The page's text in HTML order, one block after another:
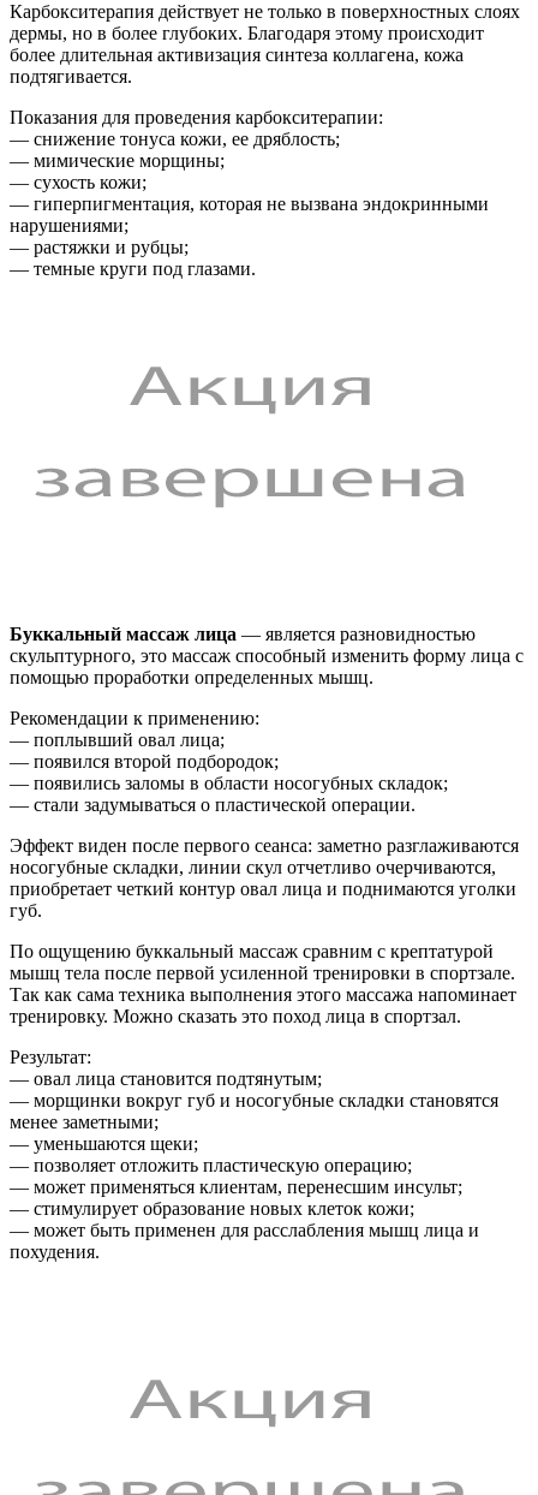
Карбокситерапия действует не только в поверхностных слоях
дермы, но в более глубоких. Благодаря этому происходит
более длительная активизация синтеза коллагена, кожа
подтягивается.
Показания для проведения карбокситерапии:
— снижение тонуса кожи, ее дряблость;
— мимические морщины;
— сухость кожи;
— гиперпигментация, которая не вызвана эндокринными
нарушениями;
— растяжки и рубцы;
— темные круги под глазами.
Буккальный массаж лица — является разновидностью
скульптурного, это массаж способный изменить форму лица с
помощью проработки определенных мышц.
Рекомендации к применению:
— поплывший овал лица;
— появился второй подбородок;
— появились заломы в области носогубных складок;
— стали задумываться о пластической операции.
Эффект виден после первого сеанса: заметно разглаживаются
носогубные складки, линии скул отчетливо очерчиваются,
приобретает четкий контур овал лица и поднимаются уголки
губ.
По ощущению буккальный массаж сравним с крептатурой
мышц тела после первой усиленной тренировки в спортзале.
Так как сама техника выполнения этого массажа напоминает
тренировку. Можно сказать это поход лица в спортзал.
Результат:
— овал лица становится подтянутым;
— морщинки вокруг губ и носогубные складки становятся
менее заметными;
— уменьшаются щеки;
— позволяет отложить пластическую операцию;
— может применяться клиентам, перенесшим инсульт;
— стимулирует образование новых клеток кожи;
— может быть применен для расслабления мышц лица и
похудения.